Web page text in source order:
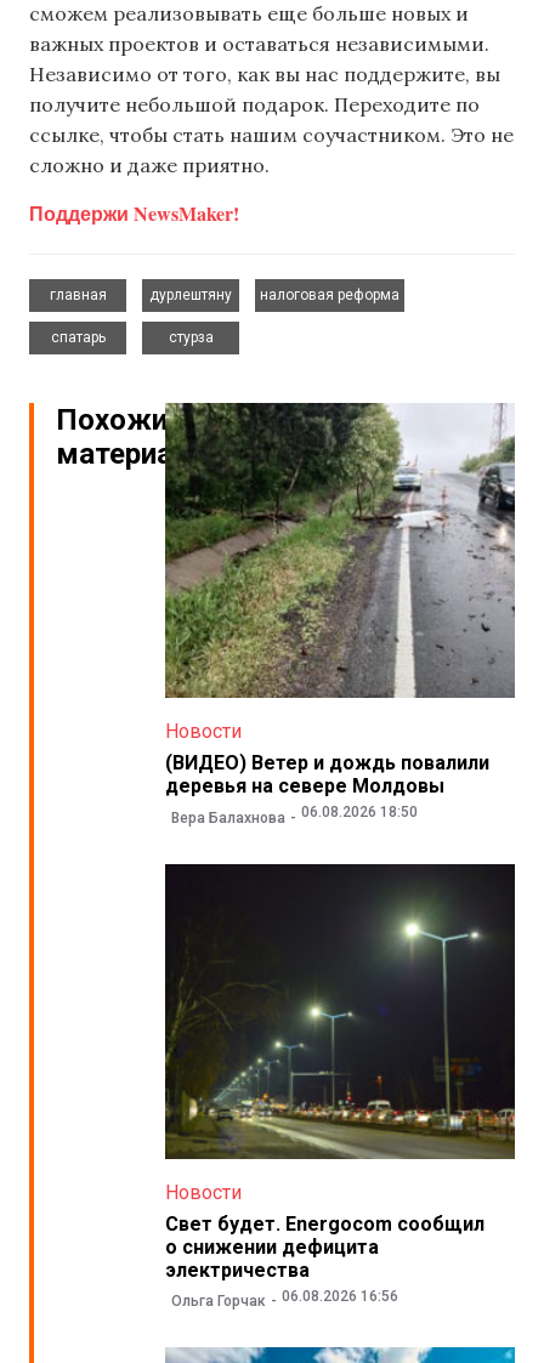
сможем реализовывать еще больше новых и
важных проектов и оставаться независимыми.
Независимо от того, как вы нас поддержите, вы
получите небольшой подарок. Переходите по
ссылке, чтобы стать нашим соучастником. Это не
сложно и даже приятно.
Поддержи NewsMaker!
главная
дурлештяну
налоговая реформа
спатарь
стурза
Похожие
материалы
Новости
(ВИДЕО) Ветер и дождь повалили
деревья на севере Молдовы
Вера Балахнова 06.08.2026 18:50
Новости
Свет будет. Energocom сообщил
о снижении дефицита
электричества
Ольга Горчак 06.08.2026 16:56